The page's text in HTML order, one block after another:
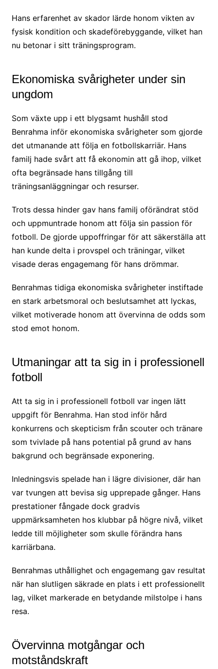
Hans erfarenhet av skador lärde honom vikten av
fysisk kondition och skadeförebyggande, vilket han
nu betonar i sitt träningsprogram.
Ekonomiska svårigheter under sin
ungdom
Som växte upp i ett blygsamt hushåll stod
Benrahma inför ekonomiska svårigheter som gjorde
det utmanande att följa en fotbollskarriär. Hans
familj hade svårt att få ekonomin att gå ihop, vilket
ofta begränsade hans tillgång till
träningsanläggningar och resurser.
Trots dessa hinder gav hans familj oförändrat stöd
och uppmuntrade honom att följa sin passion för
fotboll. De gjorde uppoffringar för att säkerställa att
han kunde delta i provspel och träningar, vilket
visade deras engagemang för hans drömmar.
Benrahmas tidiga ekonomiska svårigheter instiftade
en stark arbetsmoral och beslutsamhet att lyckas,
vilket motiverade honom att övervinna de odds som
stod emot honom.
Utmaningar att ta sig in i professionell
fotboll
Att ta sig in i professionell fotboll var ingen lätt
uppgift för Benrahma. Han stod inför hård
konkurrens och skepticism från scouter och tränare
som tvivlade på hans potential på grund av hans
bakgrund och begränsade exponering.
Inledningsvis spelade han i lägre divisioner, där han
var tvungen att bevisa sig upprepade gånger. Hans
prestationer fångade dock gradvis
uppmärksamheten hos klubbar på högre nivå, vilket
ledde till möjligheter som skulle förändra hans
karriärbana.
Benrahmas uthållighet och engagemang gav resultat
när han slutligen säkrade en plats i ett professionellt
lag, vilket markerade en betydande milstolpe i hans
resa.
Övervinna motgångar och
motståndskraft